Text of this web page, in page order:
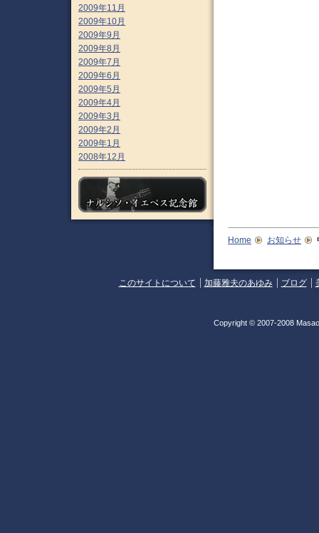
2009年11月
2009年10月
2009年9月
2009年8月
2009年7月
2009年6月
2009年5月
2009年4月
2009年3月
2009年2月
2009年1月
2008年12月
Home お知らせ
このサイトについて 加藤雅夫のあゆみ ブログ
Copyright © 2007-2008